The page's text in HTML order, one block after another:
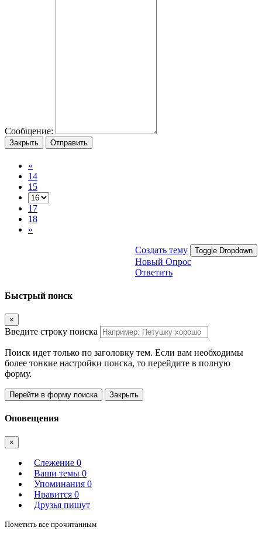
Сообщение:
Закрыть Отправить
«
14
15
17
18
»
Создать тему Toggle Dropdown
Новый Опрос
Ответить
Быстрый поиск
×
Введите строку поиска
Поиск идет только по заголовку тем. Если вам необходимы
более тонкие настройки поиска, то перейдите в полную
форму.
Перейти в форму поиска Закрыть
Оповещения
×
Слежение 0
Ваши темы 0
Упоминания 0
Нравится 0
Друзья пишут
Пометить все прочитанным